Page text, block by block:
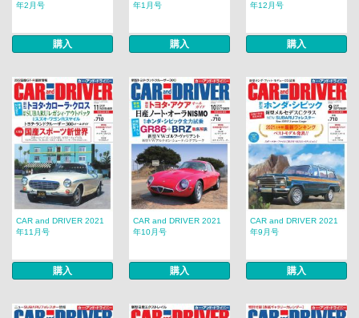
年2月号
購入
年1月号
購入
年12月号
購入
CAR and DRIVER 2021
年11月号
購入
CAR and DRIVER 2021
年10月号
購入
CAR and DRIVER 2021
年9月号
購入